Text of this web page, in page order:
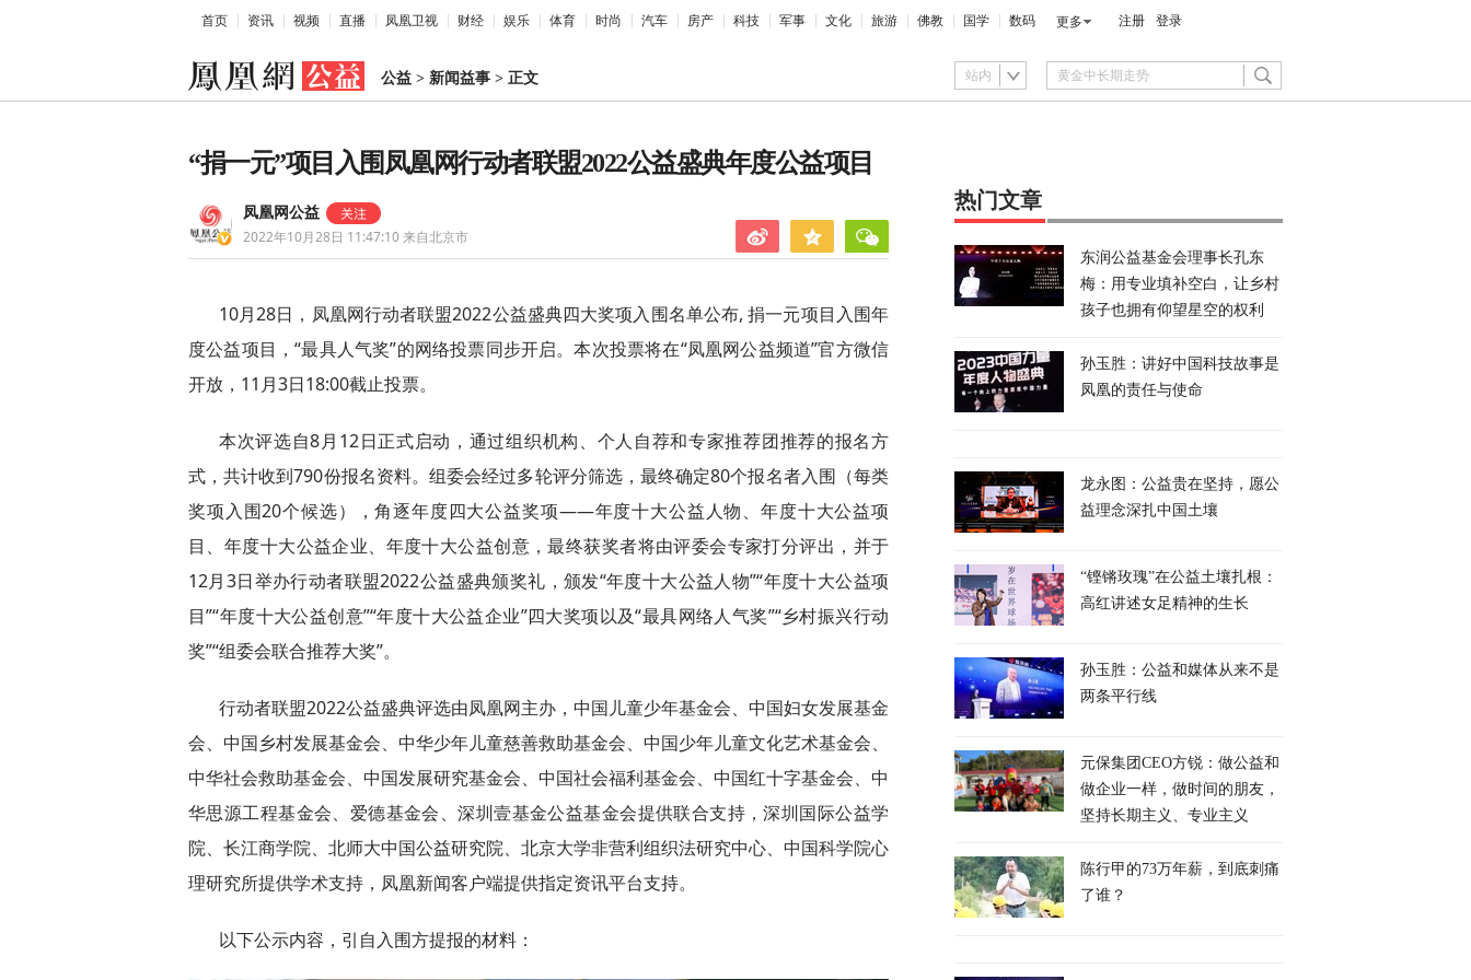
首页 资讯 视频 直播 凤凰卫视 财经 娱乐 体育 时尚 汽车 房产 科技 军事 文化 旅游 佛教 国学 数码 更多 注册 登录
公益 > 新闻益事 > 正文 站内
“捐一元”项目入围凤凰网行动者联盟2022公益盛典年度公益项目
凤凰网公益
2022年10月28日 11:47:10来自北京市
10月28日，凤凰网行动者联盟2022公益盛典四大奖项入围名单公布, 捐一元项目入围年
度公益项目，“最具人气奖”的网络投票同步开启。本次投票将在“凤凰网公益频道”官方微信
开放，11月3日18:00截止投票。
本次评选自8月12日正式启动，通过组织机构、个人自荐和专家推荐团推荐的报名方
式，共计收到790份报名资料。组委会经过多轮评分筛选，最终确定80个报名者入围（每类
奖项入围20个候选），角逐年度四大公益奖项——年度十大公益人物、年度十大公益项
目、年度十大公益企业、年度十大公益创意，最终获奖者将由评委会专家打分评出，并于
12月3日举办行动者联盟2022公益盛典颁奖礼，颁发“年度十大公益人物”“年度十大公益项
目”“年度十大公益创意”“年度十大公益企业”四大奖项以及“最具网络人气奖”“乡村振兴行动
奖”“组委会联合推荐大奖”。
行动者联盟2022公益盛典评选由凤凰网主办，中国儿童少年基金会、中国妇女发展基金
会、中国乡村发展基金会、中华少年儿童慈善救助基金会、中国少年儿童文化艺术基金会、
中华社会救助基金会、中国发展研究基金会、中国社会福利基金会、中国红十字基金会、中
华思源工程基金会、爱德基金会、深圳壹基金公益基金会提供联合支持，深圳国际公益学
院、长江商学院、北师大中国公益研究院、北京大学非营利组织法研究中心、中国科学院心
理研究所提供学术支持，凤凰新闻客户端提供指定资讯平台支持。
以下公示内容，引自入围方提报的材料：
热门文章
东润公益基金会理事长孔东
梅：用专业填补空白，让乡村
孩子也拥有仰望星空的权利
孙玉胜：讲好中国科技故事是
凤凰的责任与使命
龙永图：公益贵在坚持，愿公
益理念深扎中国土壤
“铿锵玫瑰”在公益土壤扎根：
高红讲述女足精神的生长
孙玉胜：公益和媒体从来不是
两条平行线
元保集团CEO方锐：做公益和
做企业一样，做时间的朋友，
坚持长期主义、专业主义
陈行甲的73万年薪，到底刺痛
了谁？